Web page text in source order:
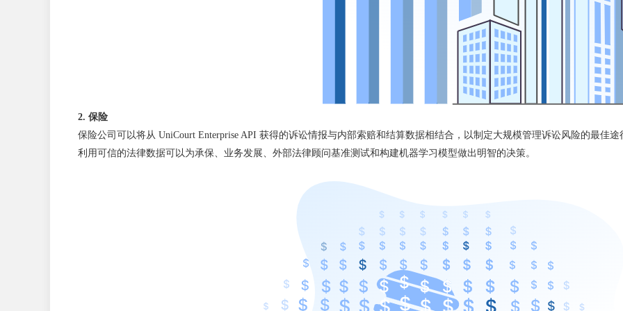
2. 保险
保险公司可以将从 UniCourt Enterprise API 获得的诉讼情报与内部索赔和结算数据相结合，以制定大规模管理诉讼风险的最佳途
利用可信的法律数据可以为承保、业务发展、外部法律顾问基准测试和构建机器学习模型做出明智的决策。